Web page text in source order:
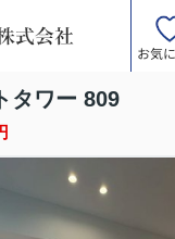
お気
タワー 809